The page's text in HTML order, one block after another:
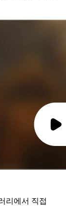
리에서 직접